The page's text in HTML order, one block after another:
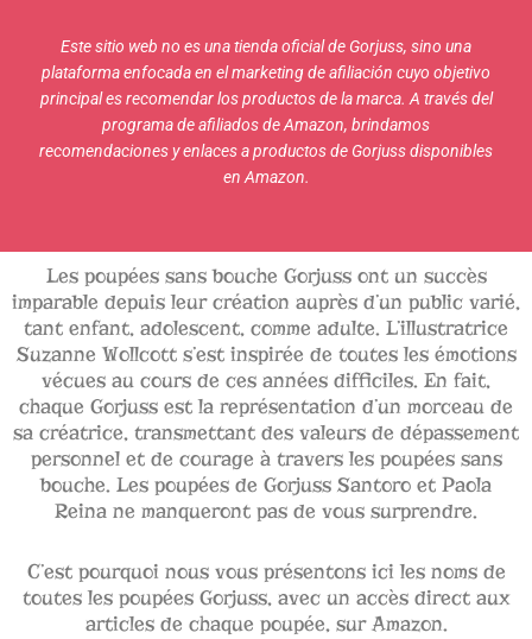
Este sitio web no es una tienda oficial de Gorjuss, sino una
plataforma enfocada en el marketing de afiliación cuyo objetivo
principal es recomendar los productos de la marca. A través del
programa de afiliados de Amazon, brindamos
recomendaciones y enlaces a productos de Gorjuss disponibles
en Amazon.
Les poupées sans bouche Gorjuss ont un succès
imparable depuis leur création auprès d’un public varié,
tant enfant, adolescent, comme adulte. L’illustratrice
Suzanne Wollcott s’est inspirée de toutes les émotions
vécues au cours de ces années difficiles. En fait,
chaque Gorjuss est la représentation d’un morceau de
sa créatrice, transmettant des valeurs de dépassement
personnel et de courage à travers les poupées sans
bouche. Les poupées de Gorjuss Santoro et Paola
Reina ne manqueront pas de vous surprendre.
C’est pourquoi nous vous présentons ici les noms de
toutes les poupées Gorjuss, avec un accès direct aux
articles de chaque poupée, sur Amazon.